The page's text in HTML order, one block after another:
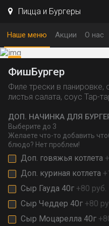
Пицца и Бургеры
Наше меню Акции О нас
ФишБургер
Филе трески в панировке,
листья салата, соус Тар-
ДОП. НАЧИНКА ДЛЯ
Выберите до 3
Желаете что-то добавить
блюдо? Нет проблем!
Доп. говяжья котлета
Доп. куриная котлета
Сыр Гауда 40г +80 руб.
Сыр Чеддер 40г +80
Сыр Моцарелла 40г